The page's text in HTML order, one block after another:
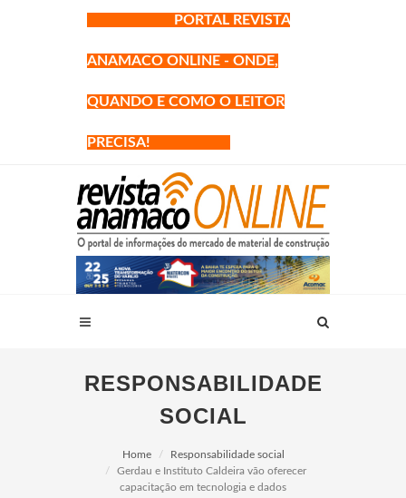
PORTAL REVISTA
ANAMACO ONLINE - ONDE,
QUANDO E COMO O LEITOR
PRECISA!
RESPONSABILIDADE
SOCIAL
Home
Responsabilidade social
Gerdau e Instituto Caldeira vão oferecer
capacitação em tecnologia e dados